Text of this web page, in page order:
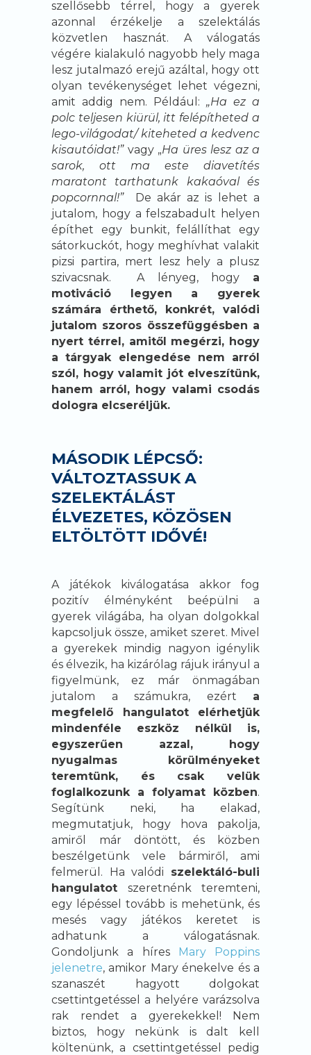
szellősebb térrel, hogy a gyerek
azonnal érzékelje a szelektálás
közvetlen hasznát. A válogatás
végére kialakuló nagyobb hely maga
lesz jutalmazó erejű azáltal, hogy ott
olyan tevékenységet lehet végezni,
amit addig nem. Például: „Ha ez a
polc teljesen kiürül, itt felépítheted a
lego-világodat/ kiteheted a kedvenc
kisautóidat!”vagy „Ha üres lesz az a
sarok, ott ma este diavetítés
maratont tarthatunk kakaóval és
popcornnal!”De akár az is lehet a
jutalom, hogy a felszabadult helyen
építhet egy bunkit, felállíthat egy
sátorkuckót, hogy meghívhat valakit
pizsi partira, mert lesz hely a plusz
szivacsnak. A lényeg, hogy a
motiváció legyen a gyerek
számára érthető, konkrét, valódi
jutalom szoros összefüggésben a
nyert térrel, amitől megérzi, hogy
a tárgyak elengedése nem arról
szól, hogy valamit jót elveszítünk,
hanem arról, hogy valami csodás
dologra elcseréljük.
MÁSODIK LÉPCSŐ:
VÁLTOZTASSUK A
SZELEKTÁLÁST
ÉLVEZETES, KÖZÖSEN
ELTÖLTÖTT IDŐVÉ!
A játékok kiválogatása akkor fog
pozitív élményként beépülni a
gyerek világába, ha olyan dolgokkal
kapcsoljuk össze, amiket szeret. Mivel
a gyerekek mindig nagyon igénylik
és élvezik, ha kizárólag rájuk irányul a
figyelmünk, ez már önmagában
jutalom a számukra, ezért a
megfelelő hangulatot elérhetjük
mindenféle eszköz nélkül is,
egyszerűen azzal, hogy
nyugalmas körülményeket
teremtünk, és csak velük
foglalkozunk a folyamat közben.
Segítünk neki, ha elakad,
megmutatjuk, hogy hova pakolja,
amiről már döntött, és közben
beszélgetünk vele bármiről, ami
felmerül. Ha valódi szelektáló-buli
hangulatot szeretnénk teremteni,
egy lépéssel tovább is mehetünk, és
mesés vagy játékos keretet is
adhatunk a válogatásnak.
Gondoljunk a híres Mary Poppins
jelenetre, amikor Mary énekelve és a
szanaszét hagyott dolgokat
csettintgetéssel a helyére varázsolva
rak rendet a gyerekekkel! Nem
biztos, hogy nekünk is dalt kell
költenünk, a csettintgetéssel pedig